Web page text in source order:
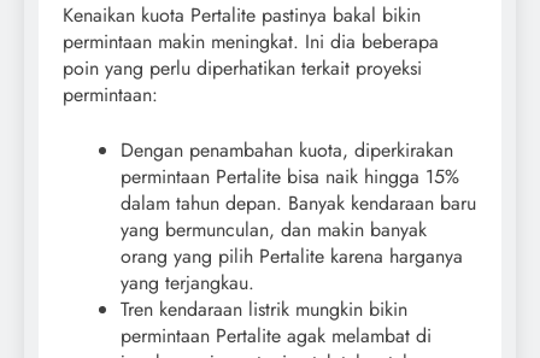
Kenaikan kuota Pertalite pastinya bakal bikin
permintaan makin meningkat. Ini dia beberapa
poin yang perlu diperhatikan terkait proyeksi
permintaan:
Dengan penambahan kuota, diperkirakan
permintaan Pertalite bisa naik hingga 15%
dalam tahun depan. Banyak kendaraan baru
yang bermunculan, dan makin banyak
orang yang pilih Pertalite karena harganya
yang terjangkau.
Tren kendaraan listrik mungkin bikin
permintaan Pertalite agak melambat di